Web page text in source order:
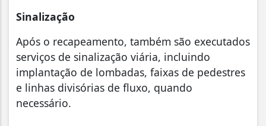
Sinalização
Após o recapeamento, também são executados
serviços de sinalização viária, incluindo
implantação de lombadas, faixas de pedestres
e linhas divisórias de fluxo, quando
necessário.